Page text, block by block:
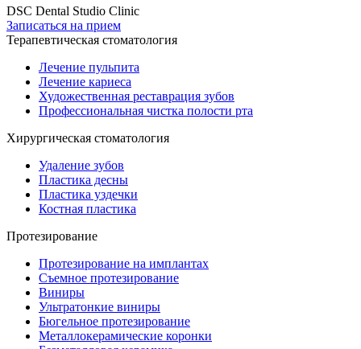
DSC Dental Studio Clinic
Записаться на прием
Терапевтическая стоматология
Лечение пульпита
Лечение кариеса
Художественная реставрация зубов
Профессиональная чистка полости рта
Хирургическая стоматология
Удаление зубов
Пластика десны
Пластика уздечки
Костная пластика
Протезирование
Протезирование на имплантах
Съемное протезирование
Виниры
Ультратонкие виниры
Бюгельное протезирование
Металлокерамические коронки